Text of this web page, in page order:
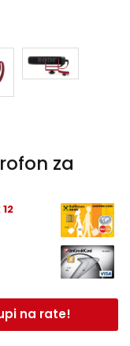
za
na rate!